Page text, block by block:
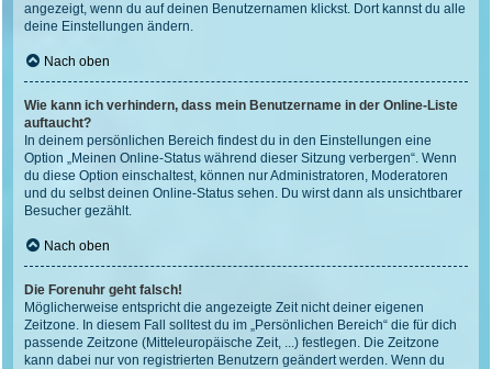
angezeigt, wenn du auf deinen Benutzernamen klickst. Dort kannst du alle
deine Einstellungen ändern.
Nach oben
Wie kann ich verhindern, dass mein Benutzername in der Online-Liste
auftaucht?
In deinem persönlichen Bereich findest du in den Einstellungen eine
Option „Meinen Online-Status während dieser Sitzung verbergen“. Wenn
du diese Option einschaltest, können nur Administratoren, Moderatoren
und du selbst deinen Online-Status sehen. Du wirst dann als unsichtbarer
Besucher gezählt.
Nach oben
Die Forenuhr geht falsch!
Möglicherweise entspricht die angezeigte Zeit nicht deiner eigenen
Zeitzone. In diesem Fall solltest du im „Persönlichen Bereich“ die für dich
passende Zeitzone (Mitteleuropäische Zeit, ...) festlegen. Die Zeitzone
kann dabei nur von registrierten Benutzern geändert werden. Wenn du